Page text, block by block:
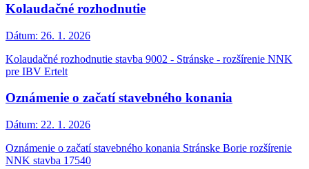
Kolaudačné rozhodnutie
Dátum: 26. 1. 2026
Kolaudačné rozhodnutie stavba 9002 - Stránske - rozšírenie NNK
pre IBV Ertelt
Oznámenie o začatí stavebného konania
Dátum: 22. 1. 2026
Oznámenie o začatí stavebného konania Stránske Borie rozšírenie
NNK stavba 17540